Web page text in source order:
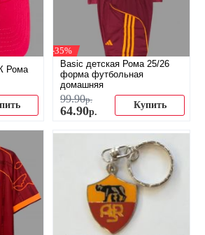
Рома
-35%
Basic детская Рома 25/26
форма футбольная
домашняя
99.90р.
64.90р.
Купить